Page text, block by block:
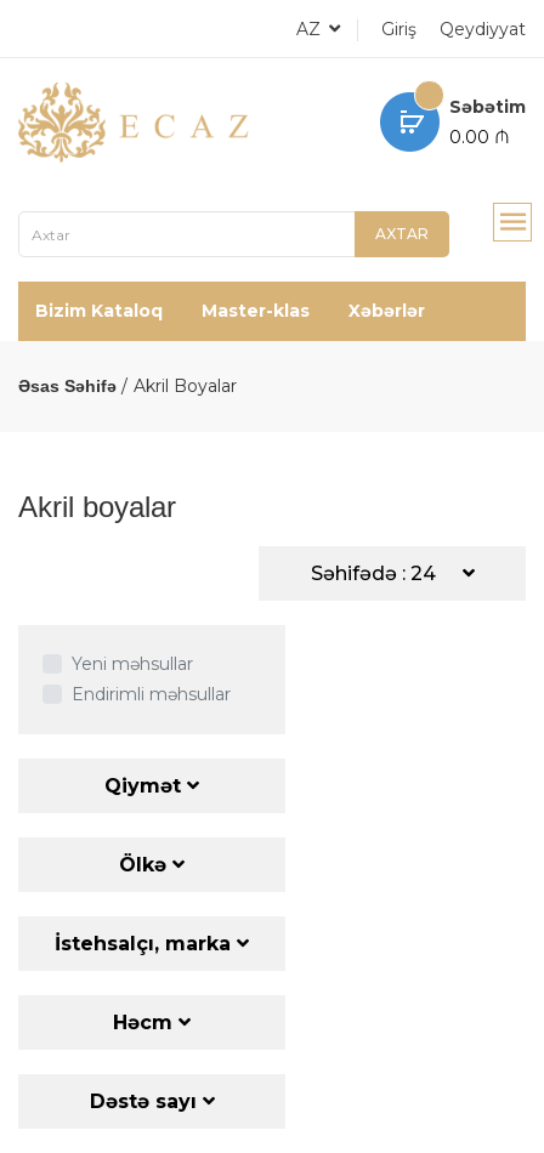
AZ Giriş Qeydiyyat
Səbətim
0.00 ₼
AXTAR
Bizim Kataloq Master-klas Xəbərlər
Əsas Səhifə Akril Boyalar
Akril boyalar
Səhifədə : 24
Yeni məhsullar
Endirimli məhsullar
Qiymət
Ölkə
İstehsalçı, marka
Həcm
Dəstə sayı